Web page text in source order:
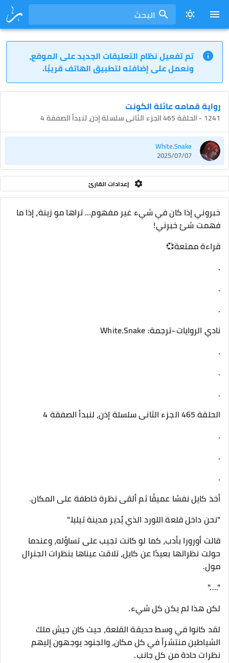
البحث
تم تفعيل نظام التعليقات الجديد على الموقع،
ونعمل على إضافته لتطبيق الهاتف قريبًا.
رواية قمامه عائلة الكونت
1241 - الحلقة 465 الجزء الثانى سلسلة إذن، لنبدأ الصفقة 4
White.Snake
2025/07/07
إعدادات القارئ
خبروني إذا كان في شيء غير مفهوم... تراها مو زينة، إذا ما
فهمت شئ خبرني!
قراءة ممتعة💞
.
.
.
نادي الروايات~ترجمة: White.Snake
.
.
.
الحلقة 465 الجزء الثانى سلسلة إذن، لنبدأ الصفقة 4
.
.
.
أخذ كايل نفسًا عميقًا ثم ألقى نظرة خاطفة على المكان.
"نحن داخل قلعة اللورد الذي يُدير مدينة تيليا."
قالت أورورا بأدب، كما لو كانت تجيب على تساؤله، وعندما
حولت نظراتها بعيدًا عن كايل، تلاقت عيناها بنظرات الجنرال
مول.
"...."
لكن هذا لم يكن كل شيء.
لقد كانوا في وسط حديقة القلعة، حيث كان جيش ملك
الشياطين منتشراً في كل مكان، والجنود يوجهون إليهم
نظرات حادة من كل جانب.